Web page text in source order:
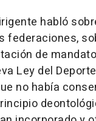
habló
federaciones,
de
Ley del
no había